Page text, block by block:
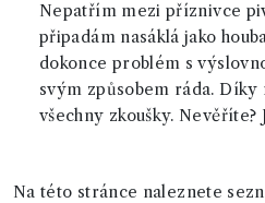
Nepatřím mezi příznivce
připadám nasáklá jako
dokonce problém s
svým způsobem ráda. Díky
všechny zkoušky. Nevěříte?
Na této stránce naleznete